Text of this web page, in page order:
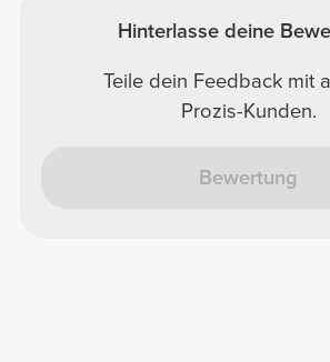
Hinterlasse deine
Teile dein Feedback mit
Prozis-Kunden.
Bewertung